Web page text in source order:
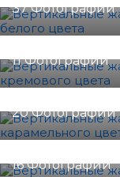
37 Фотографии
Кремовый
11 Фотографии
Карамель
20 Фотографии
Желтый
16 Фотографии